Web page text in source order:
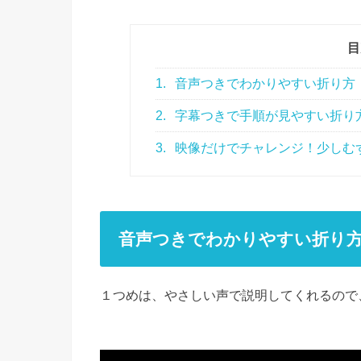
1. 音声つきでわかりやすい折り方
2. 字幕つきで手順が見やすい折り
3. 映像だけでチャレンジ！少しむ
音声つきでわかりやすい折り
１つめは、やさしい声で説明してくれるの